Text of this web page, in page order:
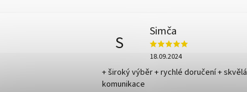
S
Simča
18.09.2024
+ široký výběr + rychlé doručení + skvělá
komunikace